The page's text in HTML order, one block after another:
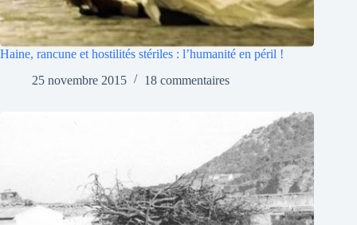
Haine, rancune et hostilités stériles : l’humanité en péril !
25 novembre 2015
18 commentaires